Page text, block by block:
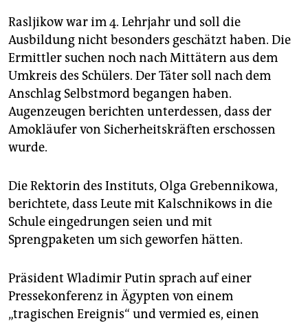
Rasljikow war im 4. Lehrjahr und soll die
Ausbildung nicht besonders geschätzt haben. Die
Ermittler suchen noch nach Mittätern aus dem
Umkreis des Schülers. Der Täter soll nach dem
Anschlag Selbstmord begangen haben.
Augenzeugen berichten unterdessen, dass der
Amokläufer von Sicherheitskräften erschossen
wurde.
Die Rektorin des Instituts, Olga Grebennikowa,
berichtete, dass Leute mit Kalschnikows in die
Schule eingedrungen seien und mit
Sprengpaketen um sich geworfen hätten.
Präsident Wladimir Putin sprach auf einer
Pressekonferenz in Ägypten von einem
„tragischen Ereignis“ und vermied es, einen